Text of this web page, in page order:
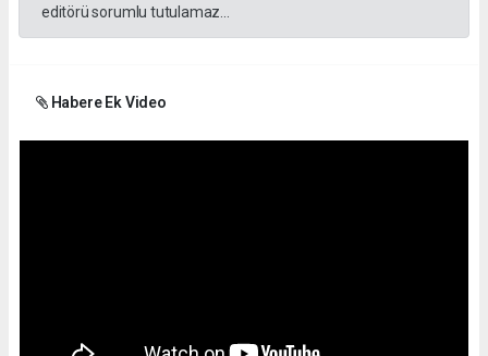
editörü sorumlu tutulamaz...
Habere Ek Video